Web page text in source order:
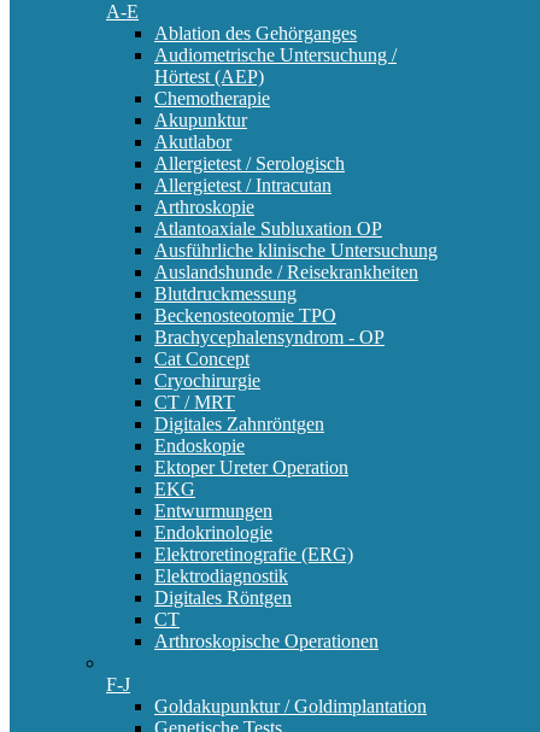
A-E
Ablation des Gehörganges
Audiometrische Untersuchung /
Hörtest (AEP)
Chemotherapie
Akupunktur
Akutlabor
Allergietest / Serologisch
Allergietest / Intracutan
Arthroskopie
Atlantoaxiale Subluxation OP
Ausführliche klinische Untersuchung
Auslandshunde / Reisekrankheiten
Blutdruckmessung
Beckenosteotomie TPO
Brachycephalensyndrom - OP
Cat Concept
Cryochirurgie
CT / MRT
Digitales Zahnröntgen
Endoskopie
Ektoper Ureter Operation
EKG
Entwurmungen
Endokrinologie
Elektroretinografie (ERG)
Elektrodiagnostik
Digitales Röntgen
CT
Arthroskopische Operationen
F-J
Goldakupunktur / Goldimplantation